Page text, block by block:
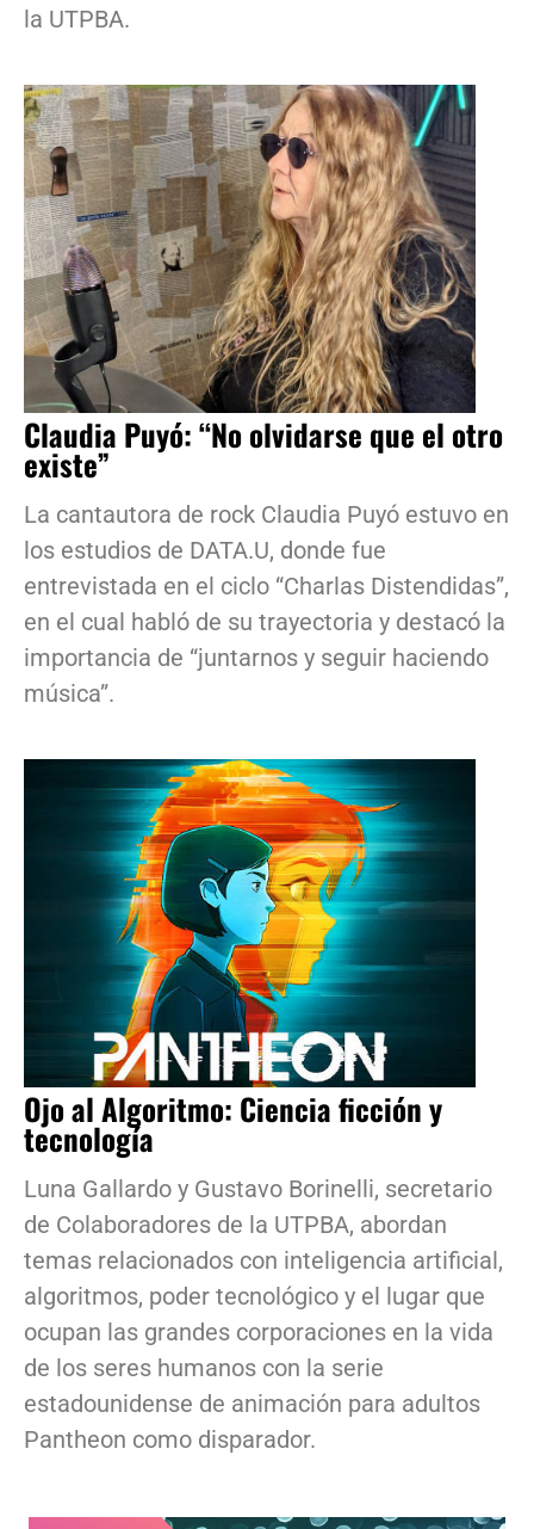
la UTPBA.
Claudia Puyó: “No olvidarse que el otro
existe”
La cantautora de rock Claudia Puyó estuvo en
los estudios de DATA.U, donde fue
entrevistada en el ciclo “Charlas Distendidas”,
en el cual habló de su trayectoria y destacó la
importancia de “juntarnos y seguir haciendo
música”.
Ojo al Algoritmo: Ciencia ficción y
tecnología
Luna Gallardo y Gustavo Borinelli, secretario
de Colaboradores de la UTPBA, abordan
temas relacionados con inteligencia artificial,
algoritmos, poder tecnológico y el lugar que
ocupan las grandes corporaciones en la vida
de los seres humanos con la serie
estadounidense de animación para adultos
Pantheon como disparador.